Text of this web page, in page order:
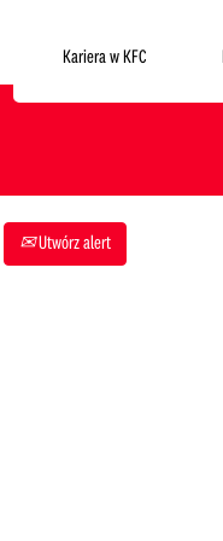
Kariera w KFC
Gdzie chcesz pracować?
Utwórz alert